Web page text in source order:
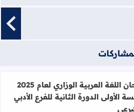
لعام 2025 للجلسة الأولى الدورة الثانية للفرع الأدبي والشرعي
امتحان اللغة العربية الوزاري لعام 2025
الأولى الدورة الثانية للفرع الأدبي